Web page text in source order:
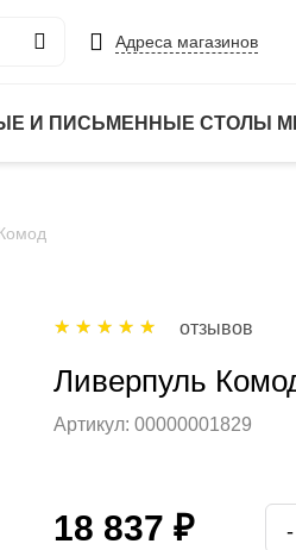
Адреса магазинов
И ПИСЬМЕННЫЕ СТОЛЫ
отзывов
Ливерпуль
Артикул: 00000001829
18 837 ₽